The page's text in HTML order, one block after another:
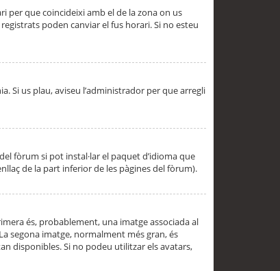
per que coincideixi amb el de la zona on us
poden canviar el fus horari. Si no esteu
Si us plau, aviseu l’administrador per que arregli
fòrum si pot instal·lar el paquet d’idioma que
de la part inferior de les pàgines del fòrum).
és, probablement, una imatge associada al
segona imatge, normalment més gran, és
disponibles. Si no podeu utilitzar els avatars,